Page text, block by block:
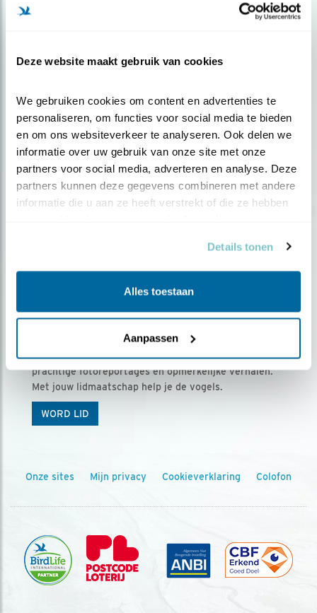
Deze website maakt gebruik van cookies
We gebruiken cookies om content en advertenties te
personaliseren, om functies voor social media te bieden
en om ons websiteverkeer te analyseren. Ook delen we
informatie over uw gebruik van onze site met onze
partners voor social media, adverteren en analyse. Deze
partners kunnen deze gegevens combineren met andere
informatie die u aan ze heeft verstrekt of die ze hebben
Details tonen
Alles toestaan
Aanpassen
Meld je aan en ontvang nieuws, inspiratie, acties en tips
over vogels en activiteiten van Vogelbescherming.
Ontvang 5 x Vogels voor € 36,00 per jaar
Vogels is het tijdschrift voor onze leden, met
prachtige fotoreportages en opmerkelijke verhalen.
Met jouw lidmaatschap help je de vogels.
WORD LID
Onze sites Mijn privacy Cookieverklaring Colofon